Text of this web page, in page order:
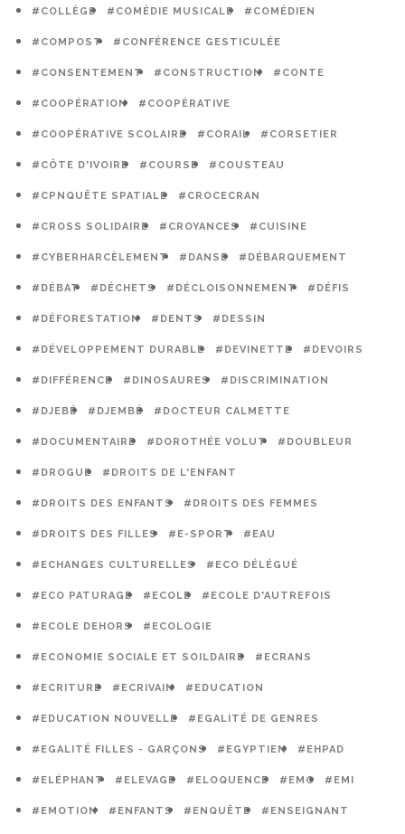
#COLLÈGE #COMÉDIE MUSICALE #COMÉDIEN
#COMPOST #CONFÉRENCE GESTICULÉE
#CONSENTEMENT #CONSTRUCTION #CONTE
#COOPÉRATION #COOPÉRATIVE
#COOPÉRATIVE SCOLAIRE #CORAIL #CORSETIER
#CÔTE D'IVOIRE #COURSE #COUSTEAU
#CPNQUÊTE SPATIALE #CROCECRAN
#CROSS SOLIDAIRE #CROYANCES #CUISINE
#CYBERHARCÈLEMENT #DANSE #DÉBARQUEMENT
#DÉBAT #DÉCHETS #DÉCLOISONNEMENT #DÉFIS
#DÉFORESTATION #DENTS #DESSIN
#DÉVELOPPEMENT DURABLE #DEVINETTE #DEVOIRS
#DIFFÉRENCE #DINOSAURES #DISCRIMINATION
#DJEBÉ #DJEMBÉ #DOCTEUR CALMETTE
#DOCUMENTAIRE #DOROTHÉE VOLUT #DOUBLEUR
#DROGUE #DROITS DE L'ENFANT
#DROITS DES ENFANTS #DROITS DES FEMMES
#DROITS DES FILLES #E-SPORT #EAU
#ECHANGES CULTURELLES #ECO DÉLÉGUÉ
#ECO PATURAGE #ECOLE #ECOLE D'AUTREFOIS
#ECOLE DEHORS #ECOLOGIE
#ECONOMIE SOCIALE ET SOILDAIRE #ECRANS
#ECRITURE #ECRIVAIN #EDUCATION
#EDUCATION NOUVELLE #EGALITÉ DE GENRES
#EGALITÉ FILLES - GARÇONS #EGYPTIEN #EHPAD
#ELÉPHANT #ELEVAGE #ELOQUENCE #EMC #EMI
#EMOTION #ENFANTS #ENQUÊTE #ENSEIGNANT